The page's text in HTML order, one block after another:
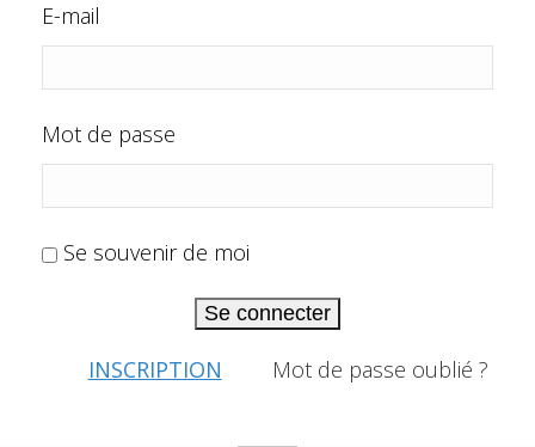
E-mail
Mot de passe
Se souvenir de moi
Se connecter
INSCRIPTION Mot de passe oublié ?